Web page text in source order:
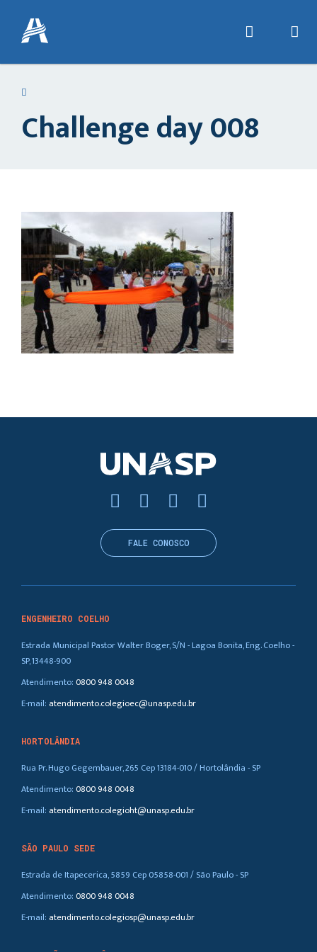
Challenge day 008
ENGENHEIRO COELHO
Estrada Municipal Pastor Walter Boger, S/N - Lagoa Bonita, Eng. Coelho -
SP, 13448-900
Atendimento:0800 948 0048
E-mail: atendimento.colegioec@unasp.edu.br
HORTOLÂNDIA
Rua Pr. Hugo Gegembauer, 265 Cep 13184-010 / Hortolândia - SP
Atendimento:0800 948 0048
E-mail: atendimento.colegioht@unasp.edu.br
SÃO PAULO SEDE
Estrada de Itapecerica, 5859 Cep 05858-001 / São Paulo - SP
Atendimento:0800 948 0048
E-mail: atendimento.colegiosp@unasp.edu.br
FALE CONOSCO